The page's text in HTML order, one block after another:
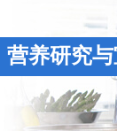
营养研究